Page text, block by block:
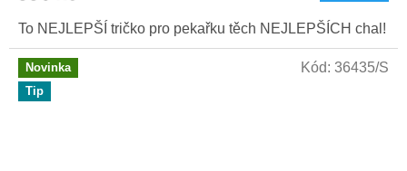
To NEJLEPŠÍ tričko pro pekařku těch NEJLEPŠÍCH chal!
Novinka
Tip
Kód: 36435/S